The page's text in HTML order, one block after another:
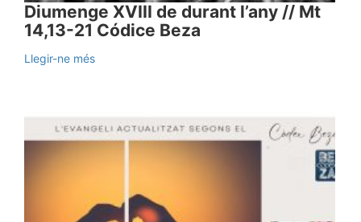
Diumenge XVIII de durant l’any // Mt
14,13-21 Códice Beza
Llegir-ne més